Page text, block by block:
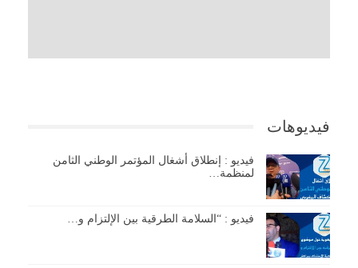
فيديوهات
فيديو : إنطلاق أشغال المؤتمر الوطني الثامن
لمنظمة…
فيديو : “السلامة الطرقية بين الإلتزام و…